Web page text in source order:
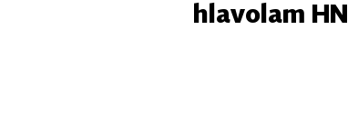
hlavolam HN